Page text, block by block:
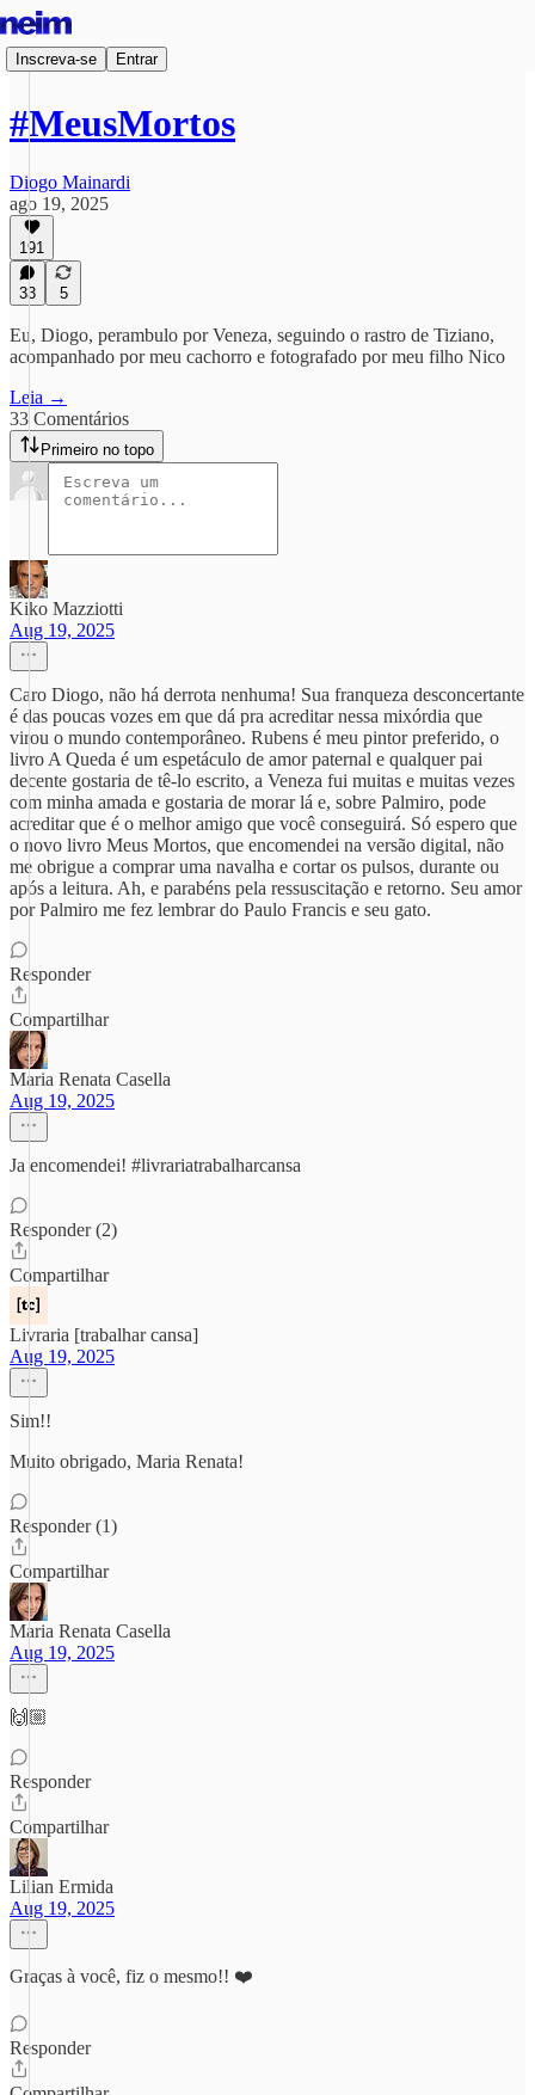
Inscreva-se Entrar
#MeusMortos
Diogo Mainardi
ago 19, 2025
191
33 5
Eu, Diogo, perambulo por Veneza, seguindo o rastro de Tiziano,
acompanhado por meu cachorro e fotografado por meu filho Nico
Leia →
33 Comentários
Primeiro no topo
Kiko Mazziotti
Aug 19, 2025
Caro Diogo, não há derrota nenhuma! Sua franqueza desconcertante
é das poucas vozes em que dá pra acreditar nessa mixórdia que
virou o mundo contemporâneo. Rubens é meu pintor preferido, o
livro A Queda é um espetáculo de amor paternal e qualquer pai
decente gostaria de tê-lo escrito, a Veneza fui muitas e muitas vezes
com minha amada e gostaria de morar lá e, sobre Palmiro, pode
acreditar que é o melhor amigo que você conseguirá. Só espero que
o novo livro Meus Mortos, que encomendei na versão digital, não
me obrigue a comprar uma navalha e cortar os pulsos, durante ou
após a leitura. Ah, e parabéns pela ressuscitação e retorno. Seu amor
por Palmiro me fez lembrar do Paulo Francis e seu gato.
Responder
Compartilhar
Maria Renata Casella
Aug 19, 2025
Ja encomendei! #livrariatrabalharcansa
Responder (2)
Compartilhar
Livraria [trabalhar cansa]
Aug 19, 2025
Sim!!
Muito obrigado, Maria Renata!
Responder (1)
Compartilhar
Maria Renata Casella
Aug 19, 2025
🙌🏼
Responder
Compartilhar
Lilian Ermida
Aug 19, 2025
Graças à você, fiz o mesmo!! ❤️
Responder